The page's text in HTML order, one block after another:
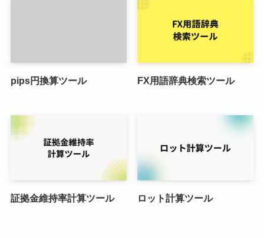
pips円換算ツール FX用語辞典検索ツール
証拠金維持率計算ツール ロット計算ツール